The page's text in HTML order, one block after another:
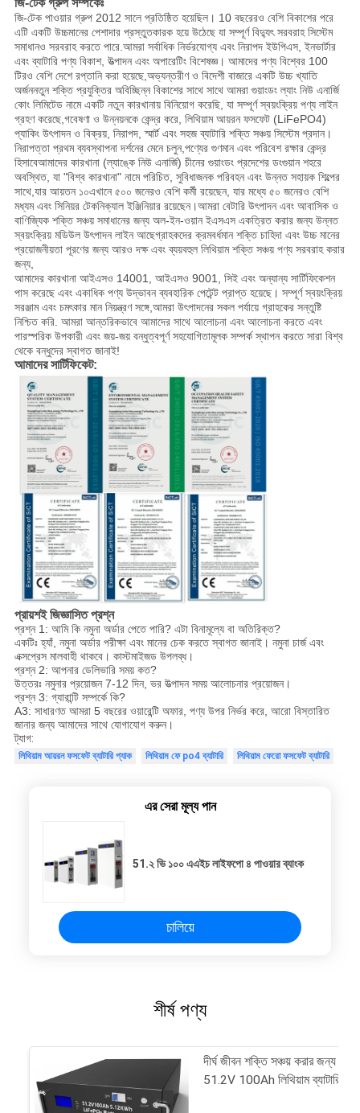
জি-টেক পাওয়ার গ্রুপ 2012 সালে প্রতিষ্ঠিত হয়েছিল। 10 বছরেরও বেশি বিকাশের পরে
এটি একটি উচ্চমানের পেশাদার প্রস্তুতকারক হয়ে উঠেছে যা সম্পূর্ণ বিদ্যুৎ সরবরাহ সিস্টেম
সমাধানও সরবরাহ করতে পারে.আমরা সর্বাধিক নির্ভরযোগ্য এবং নিরাপদ ইউপিএস, ইনভার্টার
এবং ব্যাটারি পণ্য বিকাশ, উত্পাদন এবং অপারেটিং বিশেষজ্ঞ। আমাদের পণ্য বিশ্বের 100
টিরও বেশি দেশে রপ্তানি করা হয়েছে,অভ্যন্তরীণ ও বিদেশী বাজারে একটি উচ্চ খ্যাতি
অর্জননতুন শক্তি প্রযুক্তির অবিচ্ছিন্ন বিকাশের সাথে সাথে আমরা গুয়াংডং ল্যাং নিউ এনার্জি
কোং লিমিটেড নামে একটি নতুন কারখানায় বিনিয়োগ করেছি, যা সম্পূর্ণ স্বয়ংক্রিয় পণ্য লাইন
গ্রহণ করেছে,গবেষণা ও উন্নয়নকে কেন্দ্র করে, লিথিয়াম আয়রন ফসফেট (LiFePO4)
প্যাকিং উৎপাদন ও বিক্রয়, নিরাপদ, স্মার্ট এবং সহজ ব্যাটারি শক্তি সঞ্চয় সিস্টেম প্রদান।
নিরাপত্তা প্রথম ব্যবস্থাপনা দর্শনের মেনে চলুন,পণ্যের গুণমান এবং পরিবেশ রক্ষার কেন্দ্র
হিসাবেআমাদের কারখানা (ল্যাঙ্কে নিউ এনার্জি) চীনের গুয়াংডং প্রদেশের ডংগুয়ান শহরে
অবস্থিত, যা "বিশ্ব কারখানা" নামে পরিচিত, সুবিধাজনক পরিবহন এবং উন্নত সহায়ক শিল্পের
সাথে,যার আয়তন ১০এখানে ৫০০ জনেরও বেশি কর্মী রয়েছেন, যার মধ্যে ৫০ জনেরও বেশি
মধ্যম এবং সিনিয়র টেকনিক্যাল ইঞ্জিনিয়ার রয়েছেন।আমরা বেটারি উৎপাদন এবং আবাসিক ও
বাণিজ্যিক শক্তি সঞ্চয় সমাধানের জন্য অল-ইন-ওয়ান ইএসএস একত্রিত করার জন্য উন্নত
স্বয়ংক্রিয় মডিউল উৎপাদন লাইন আছেগ্রাহকদের ক্রমবর্ধমান শক্তি চাহিদা এবং উচ্চ মানের
প্রয়োজনীয়তা পূরণের জন্য আরও দক্ষ এবং ব্যয়বহুল লিথিয়াম শক্তি সঞ্চয় পণ্য সরবরাহ করার
জন্য,
আমাদের কারখানা আইএসও 14001, আইএসও 9001, সিই এবং অন্যান্য সার্টিফিকেশন
পাস করেছে এবং একাধিক পণ্য উদ্ভাবন ব্যবহারিক পেটেন্ট প্রাপ্ত হয়েছে। সম্পূর্ণ স্বয়ংক্রিয়
সরঞ্জাম এবং চমৎকার মান নিয়ন্ত্রণ সঙ্গে,আমরা উৎপাদনের সকল পর্যায়ে গ্রাহকের সন্তুষ্টি
নিশ্চিত করি. আমরা আন্তরিকভাবে আমাদের সাথে আলোচনা এবং আলোচনা করতে এবং
পারস্পরিক উপকারী এবং জয়-জয় বন্ধুত্বপূর্ণ সহযোগিতামূলক সম্পর্ক স্থাপন করতে সারা বিশ্ব
থেকে বন্ধুদের স্বাগত জানাই!
আমাদের সার্টিফিকেট:
প্রায়শই জিজ্ঞাসিত প্রশ্ন
প্রশ্ন 1: আমি কি নমুনা অর্ডার পেতে পারি? এটা বিনামূল্যে বা অতিরিক্ত?
একটিঃ হ্যাঁ, নমুনা অর্ডার পরীক্ষা এবং মানের চেক করতে স্বাগত জানাই। নমুনা চার্জ এবং
এক্সপ্রেস মালবাহী থাকবে। কাস্টমাইজড উপলব্ধ।
প্রশ্ন 2: আপনার ডেলিভারি সময় কত?
উত্তরঃ নমুনার প্রয়োজন 7-12 দিন, ভর উত্পাদন সময় আলোচনার প্রয়োজন।
প্রশ্ন 3: গ্যারান্টি সম্পর্কে কি?
A3: সাধারণত আমরা 5 বছরের ওয়ারেন্টি অফার, পণ্য উপর নির্ভর করে, আরো বিস্তারিত
জানার জন্য আমাদের সাথে যোগাযোগ করুন।
ট্যাগ:
লিথিয়াম আয়রন ফসফেট ব্যাটারি প্যাক লিথিয়াম ফে po4 ব্যাটারি লিথিয়াম ফেরো ফসফেট ব্যাটারি
এর সেরা মূল্য পান
51.২ ভি ১০০ এএইচ লাইফপো ৪ পাওয়ার ব্যাংক
চালিয়ে
শীর্ষ পণ্য
দীর্ঘ জীবন শক্তি সঞ্চয় করার জন্য
51.2V 100Ah লিথিয়াম ব্যাটারি